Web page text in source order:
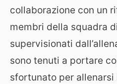
collaborazione con un
membri della squadra
supervisionati
sono tenuti a portare
sfortunato per allenarsi